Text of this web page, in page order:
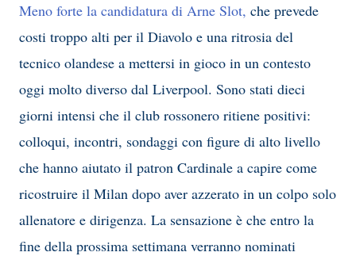
Meno forte la candidatura di Arne Slot, che prevede
costi troppo alti per il Diavolo e una ritrosia del
tecnico olandese a mettersi in gioco in un contesto
oggi molto diverso dal Liverpool. Sono stati dieci
giorni intensi che il club rossonero ritiene positivi:
colloqui, incontri, sondaggi con figure di alto livello
che hanno aiutato il patron Cardinale a capire come
ricostruire il Milan dopo aver azzerato in un colpo solo
allenatore e dirigenza. La sensazione è che entro la
fine della prossima settimana verranno nominati